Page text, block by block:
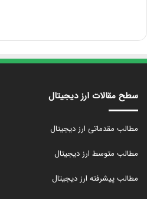
سطح مقالات ارز دیجیتال
مطالب مقدماتی ارز دیجیتال
مطالب متوسط ارز دیجیتال
مطالب پیشرفته ارز دیجیتال